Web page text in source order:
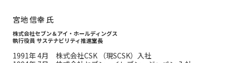
宮地 信幸 氏
株式会社セブン＆アイ・ホールディングス
執行役員 サステナビリティ推進室長
1991年 4月 株式会社CSK （現SCSK）入社